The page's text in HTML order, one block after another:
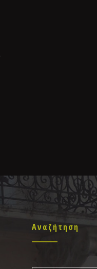
Αναζήτηση